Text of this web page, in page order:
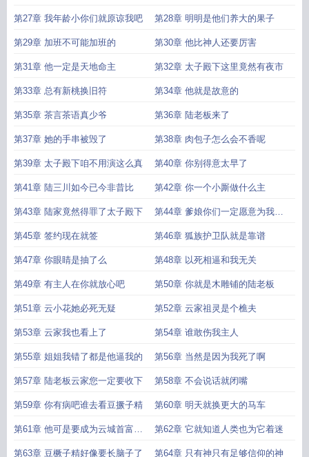
川么
第27章 我年龄小你们就原谅我吧 第28章 明明是他们养大的果子
第29章 加班不可能加班的 第30章 他比神人还要厉害
第31章 他一定是天地命主 第32章 太子殿下这里竟然有夜市
第33章 总有新桃换旧符 第34章 他就是故意的
第35章 茶言茶语真少爷 第36章 陆老板来了
第37章 她的手串被毁了 第38章 肉包子怎么会不香呢
第39章 太子殿下咱不用演这么真 第40章 你别得意太早了
第41章 陆三川如今已今非昔比 第42章 你一个小厮做什么主
第43章 陆家竟然得罪了太子殿下 第44章 爹娘你们一定愿意为我牺
牲
第45章 签约现在就签 第46章 狐族护卫队就是靠谱
第47章 你眼睛是抽了么 第48章 以死相逼和我无关
第49章 有主人在你就放心吧 第50章 你就是木雕铺的陆老板
第51章 云小花她必死无疑 第52章 云家祖灵是个樵夫
第53章 云家我也看上了 第54章 谁敢伤我主人
第55章 姐姐我错了都是他逼我的 第56章 当然是因为我死了啊
第57章 陆老板云家您一定要收下 第58章 不会说话就闭嘴
第59章 你有病吧谁去看豆撅子精 第60章 明天就换更大的马车
第61章 他可是要成为云城首富的
人
第62章 它就知道人类也为它着迷
第63章 豆橛子精好像要长脑子了 第64章 只有神只有足够信仰的神